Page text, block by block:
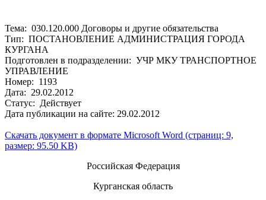
Тема: 030.120.000 Договоры и другие обязательства
Тип: ПОСТАНОВЛЕНИЕ АДМИНИСТРАЦИЯ ГОРОДА
КУРГАНА
Подготовлен в подразделении: УЧР МКУ ТРАНСПОРТНОЕ
УПРАВЛЕНИЕ
Номер: 1193
Дата: 29.02.2012
Статус: Действует
Дата публикации на сайте: 29.02.2012
Скачать документ в формате Microsoft Word (страниц: 9,
размер: 95.50 KB)
Российская Федерация
Курганская область